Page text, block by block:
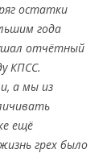
остатки
года
отчётный
КПСС.
а мы из
ещё
грех было